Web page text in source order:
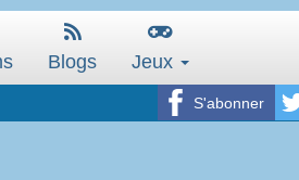
Blogs Jeux
S'abonner